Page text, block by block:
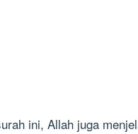
ini, Allah juga